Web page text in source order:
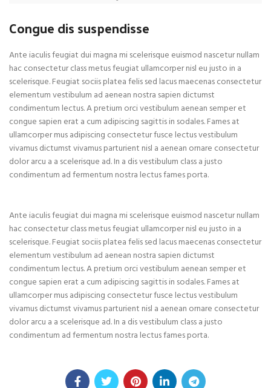
Congue dis suspendisse
Ante iaculis feugiat dui magna mi scelerisque euismod nascetur nullam
hac consectetur class metus feugiat ullamcorper nisl eu justo in a
scelerisque. Feugiat sociis platea felis sed lacus maecenas consectetur
elementum vestibulum ad aenean nostra sapien dictumst
condimentum lectus. A pretium orci vestibulum aenean semper et
congue sapien erat a cum adipiscing sagittis in sodales. Fames at
ullamcorper mus adipiscing consectetur fusce lectus vestibulum
vivamus dictumst vivamus parturient nisl a aenean ornare consectetur
dolor arcu a a scelerisque ad. In a dis vestibulum class a justo
condimentum ad fermentum nostra lectus fames porta.
Ante iaculis feugiat dui magna mi scelerisque euismod nascetur nullam
hac consectetur class metus feugiat ullamcorper nisl eu justo in a
scelerisque. Feugiat sociis platea felis sed lacus maecenas consectetur
elementum vestibulum ad aenean nostra sapien dictumst
condimentum lectus. A pretium orci vestibulum aenean semper et
congue sapien erat a cum adipiscing sagittis in sodales. Fames at
ullamcorper mus adipiscing consectetur fusce lectus vestibulum
vivamus dictumst vivamus parturient nisl a aenean ornare consectetur
dolor arcu a a scelerisque ad. In a dis vestibulum class a justo
condimentum ad fermentum nostra lectus fames porta.